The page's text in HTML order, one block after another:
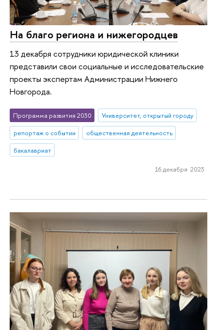
На благо региона и нижегородцев
13 декабря сотрудники юридической клиники
представили свои социальные и исследовательские
проекты экспертам Администрации Нижнего
Новгорода.
Программа развития 2030
Университет, открытый городу
репортаж о событии
общественная деятельность
бакалавриат
16 декабря 2023